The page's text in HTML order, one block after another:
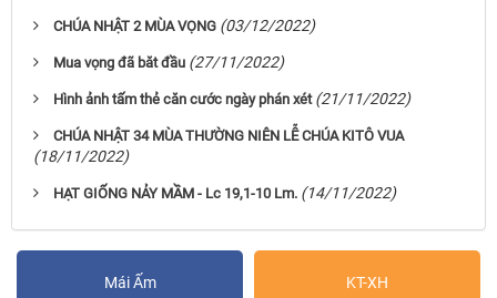
CHÚA NHẬT 2 MÙA VỌNG (03/12/2022)
Mua vọng đã băt đầu (27/11/2022)
Hình ảnh tấm thẻ căn cước ngày phán xét (21/11/2022)
CHÚA NHẬT 34 MÙA THƯỜNG NIÊN LỄ CHÚA KITÔ VUA
(18/11/2022)
HẠT GIỐNG NẢY MẦM - Lc 19,1-10 Lm. (14/11/2022)
Mái Ấm KT-XH